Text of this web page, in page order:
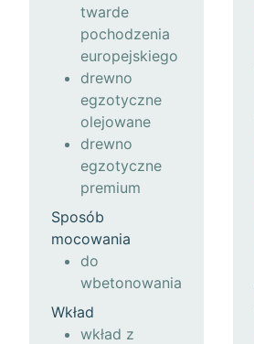
twarde
pochodzenia
europejskiego
drewno
egzotyczne
olejowane
drewno
egzotyczne
premium
Sposób
mocowania
do
wbetonowania
Wkład
wkład z